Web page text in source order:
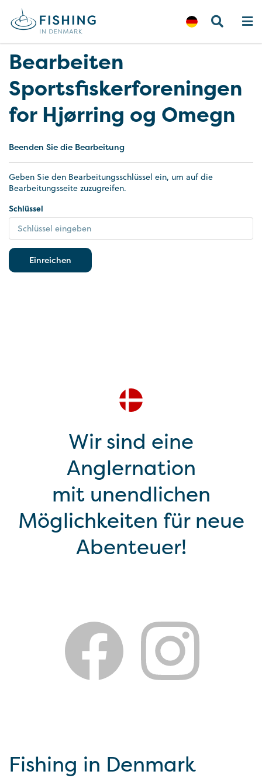
Bearbeiten
Sportsfiskerforeningen
for Hjørring og Omegn
Beenden Sie die Bearbeitung
Geben Sie den Bearbeitungsschlüssel ein, um auf die
Bearbeitungsseite zuzugreifen.
Schlüssel
Einreichen
Wir sind eine
Anglernation
mit unendlichen
Möglichkeiten für neue
Abenteuer!
Fishing in Denmark